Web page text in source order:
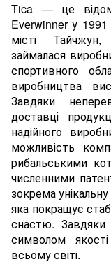
Tica — це
Everwinner у 1991
місті
займалася
спортивного
виробництва
Завдяки
доставці
надійного
можливість
рибальськими
численними
зокрема
яка покращує
снастю.
символом
всьому світі.